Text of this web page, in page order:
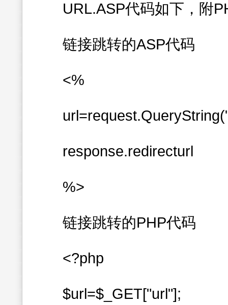
URL.ASP代码如下，附
链接跳转的ASP代码
<%
response.redirecturl
%>
链接跳转的PHP代码
<?php
$url=$_GET["url"];